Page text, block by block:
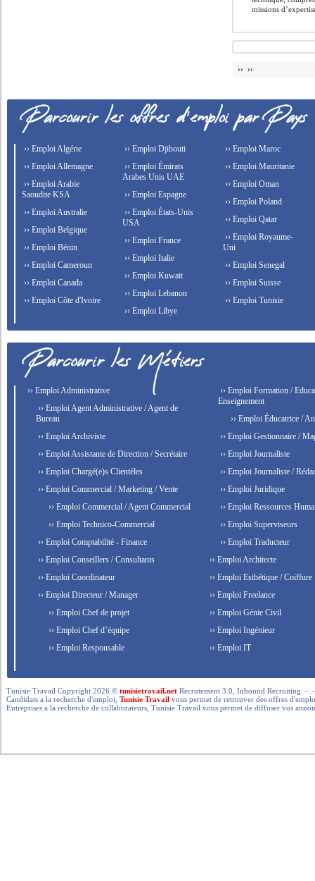
missions
›› ››
›› Emploi Algérie
›› Emploi Allemagne
›› Emploi Arabie
Saoudite KSA
›› Emploi Australie
›› Emploi Belgique
›› Emploi Bénin
›› Emploi Cameroun
›› Emploi Canada
›› Emploi Côte d'Ivoire
›› Emploi Djibouti
›› Emploi Émirats
Arabes Unis UAE
›› Emploi Espagne
›› Emploi États-Unis
USA
›› Emploi France
›› Emploi Italie
›› Emploi Kuwait
›› Emploi Lebanon
›› Emploi Libye
›› Emploi Maroc
›› Emploi Mauritanie
›› Emploi Oman
›› Emploi Poland
›› Emploi Qatar
›› Emploi Royaume-
Uni
›› Emploi Senegal
›› Emploi Suisse
›› Emploi Tunisie
›› Emploi Administrative
›› Emploi Agent Administrative / Agent de
Bureau
›› Emploi Archiviste
›› Emploi Assistante de Direction / Secrétaire
›› Emploi Chargé(e)s Clientèles
›› Emploi Commercial / Marketing / Vente
›› Emploi Commercial / Agent Commercial
›› Emploi Technico-Commercial
›› Emploi Comptabilité - Finance
›› Emploi Conseillers / Consultants
›› Emploi Coordinateur
›› Emploi Directeur / Manager
›› Emploi Chef de projet
›› Emploi Chef d’équipe
›› Emploi Responsable
›› Emploi Formation /
Enseignement
›› Emploi Éducatrice /
›› Emploi Gestionnaire /
›› Emploi Journaliste
›› Emploi Journaliste /
›› Emploi Juridique
›› Emploi Ressources
›› Emploi Superviseurs
›› Emploi Traducteur
›› Emploi Architecte
›› Emploi Esthétique / Coiffure
›› Emploi Freelance
›› Emploi Génie Civil
›› Emploi Ingénieur
›› Emploi IT
Tunisie Travail Copyright 2026 ©tunisietravail.net Recrutement 3.0, Inbound Recruiting .-
Candidats a la recherche d'emploi,Tunisie Travail vous permet de retrouver des offres
Entreprises a la recherche de collaborateurs, Tunisie Travail vous permet de diffuser vos